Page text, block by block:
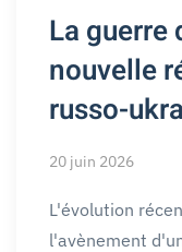
La guerre
nouvelle
russo-
20 juin 2026
L'évolution
l'avènement